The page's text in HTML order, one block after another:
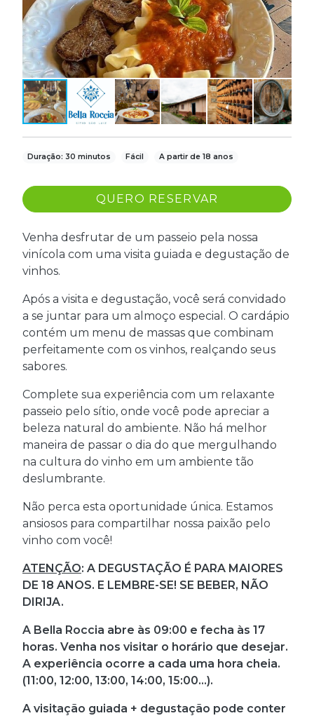
Duração: 30 minutos Fácil A partir de 18 anos
QUERO RESERVAR
Venha desfrutar de um passeio pela nossa
vinícola com uma visita guiada e degustação de
vinhos.
Após a visita e degustação, você será convidado
a se juntar para um almoço especial. O cardápio
contém um menu de massas que combinam
perfeitamente com os vinhos, realçando seus
sabores.
Complete sua experiência com um relaxante
passeio pelo sítio, onde você pode apreciar a
beleza natural do ambiente. Não há melhor
maneira de passar o dia do que mergulhando
na cultura do vinho em um ambiente tão
deslumbrante.
Não perca esta oportunidade única. Estamos
ansiosos para compartilhar nossa paixão pelo
vinho com você!
ATENÇÃO: A DEGUSTAÇÃO É PARA MAIORES
DE 18 ANOS. E LEMBRE-SE! SE BEBER, NÃO
DIRIJA.
A Bella Roccia abre às 09:00 e fecha às 17
horas. Venha nos visitar o horário que desejar.
A experiência ocorre a cada uma hora cheia.
(11:00, 12:00, 13:00, 14:00, 15:00...).
A visitação guiada + degustação pode conter